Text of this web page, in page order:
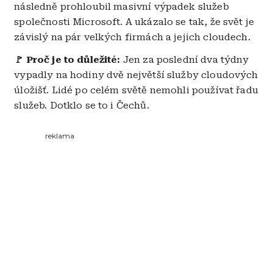
následně prohloubil masivní výpadek služeb
společnosti Microsoft. A ukázalo se tak, že svět je
závislý na pár velkých firmách a jejich cloudech.
🚩 Proč je to důležité: Jen za poslední dva týdny
vypadly na hodiny dvě největší služby cloudových
úložišť. Lidé po celém světě nemohli používat řadu
služeb. Dotklo se to i Čechů.
reklama